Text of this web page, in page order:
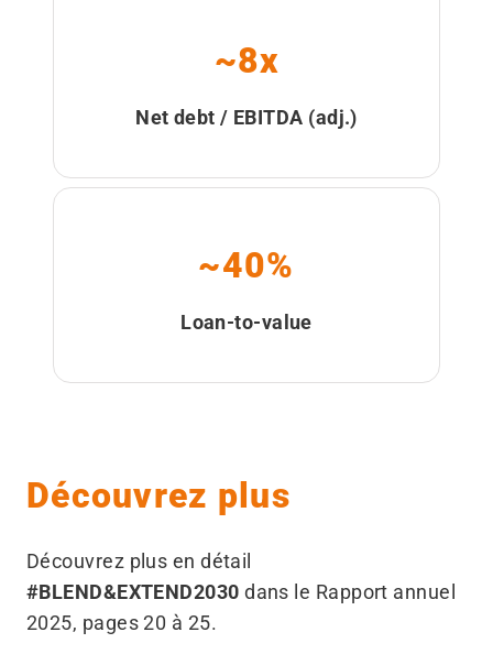
~8x
Net debt / EBITDA (adj.)
~40%
Loan-to-value
Découvrez plus
Découvrez plus en détail
#BLEND&EXTEND2030 dans le Rapport annuel
2025, pages 20 à 25.